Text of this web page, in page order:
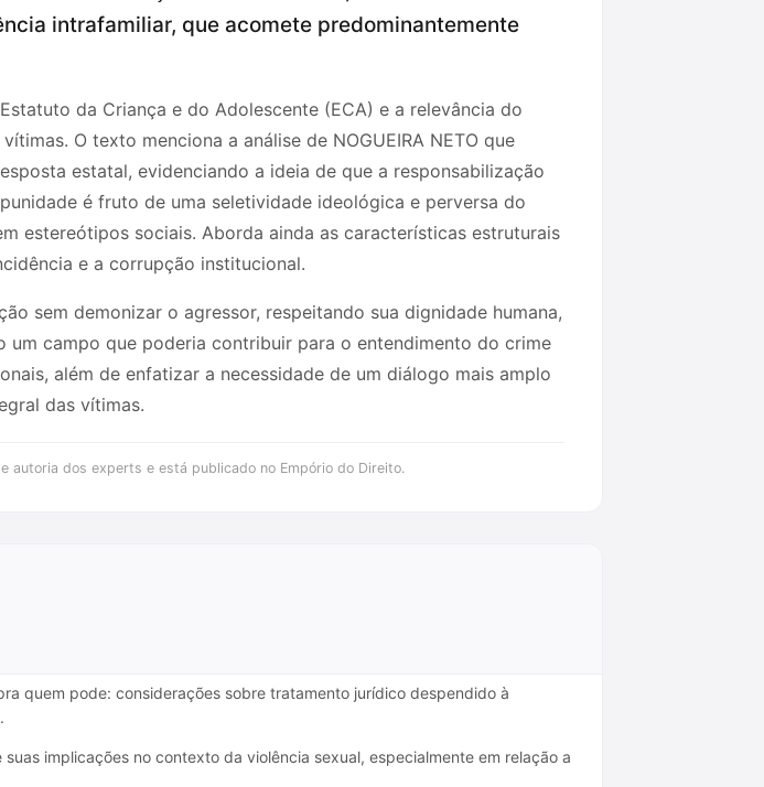
intrafamiliar, que acomete predominantemente
da Criança e do Adolescente (ECA) e a relevância do
O texto menciona a análise de NOGUEIRA NETO que
estatal, evidenciando a ideia de que a responsabilização
é fruto de uma seletividade ideológica e perversa do
estereótipos sociais. Aborda ainda as características estruturais
e a corrupção institucional.
sem demonizar o agressor, respeitando sua dignidade humana,
um campo que poderia contribuir para o entendimento do crime
além de enfatizar a necessidade de um diálogo mais amplo
das vítimas.
autoria dos experts e está publicado no Empório do Direito.
quem pode: considerações sobre tratamento jurídico despendido à
suas implicações no contexto da violência sexual, especialmente em relação a